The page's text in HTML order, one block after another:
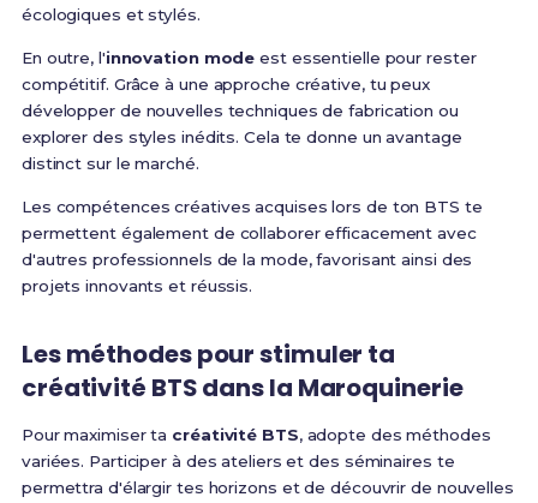
écologiques et stylés.
En outre, l'innovation mode est essentielle pour rester
compétitif. Grâce à une approche créative, tu peux
développer de nouvelles techniques de fabrication ou
explorer des styles inédits. Cela te donne un avantage
distinct sur le marché.
Les compétences créatives acquises lors de ton BTS te
permettent également de collaborer efficacement avec
d'autres professionnels de la mode, favorisant ainsi des
projets innovants et réussis.
Les méthodes pour stimuler ta
créativité BTSdans la Maroquinerie
Pour maximiser ta créativité BTS, adopte des méthodes
variées. Participer à des ateliers et des séminaires te
permettra d'élargir tes horizons et de découvrir de nouvelles